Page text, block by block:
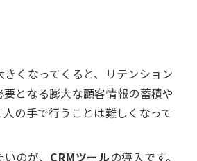
くなってくると、リテンション
となる膨大な顧客情報の蓄積や
の手で行うことは難しくなって
のが、 CRMツールの導入です。